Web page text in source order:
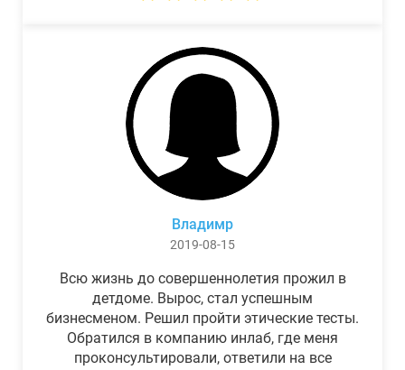
Владимр
2019-08-15
Всю жизнь до совершеннолетия прожил в
детдоме. Вырос, стал успешным
бизнесменом. Решил пройти этические тесты.
Обратился в компанию инлаб, где меня
проконсультировали, ответили на все